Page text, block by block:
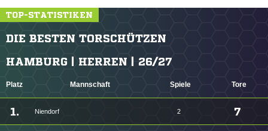
TOP-STATISTIKEN
DIE BESTEN TORSCHÜTZEN
HAMBURG | HERREN | 26/27
Platz Mannschaft Spiele Tore
1. Niendorf 2 7